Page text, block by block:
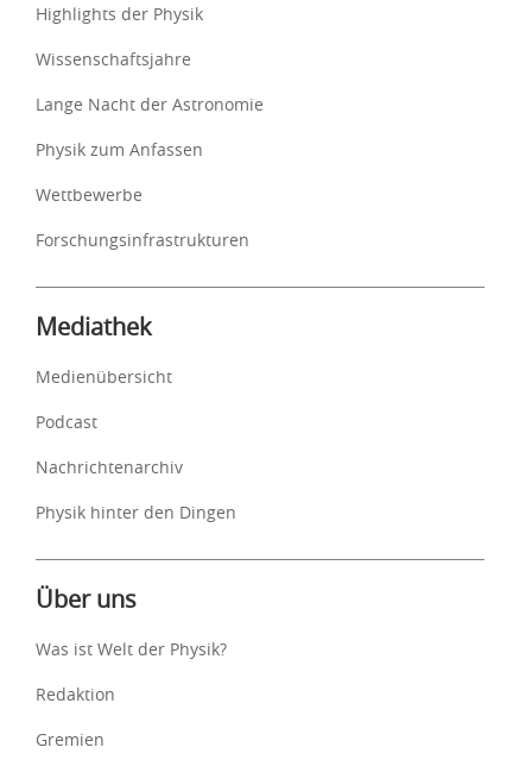
Highlights der Physik
Wissenschaftsjahre
Lange Nacht der Astronomie
Physik zum Anfassen
Wettbewerbe
Forschungsinfrastrukturen
Mediathek
Medienübersicht
Podcast
Nachrichtenarchiv
Physik hinter den Dingen
Über uns
Was ist Welt der Physik?
Redaktion
Gremien